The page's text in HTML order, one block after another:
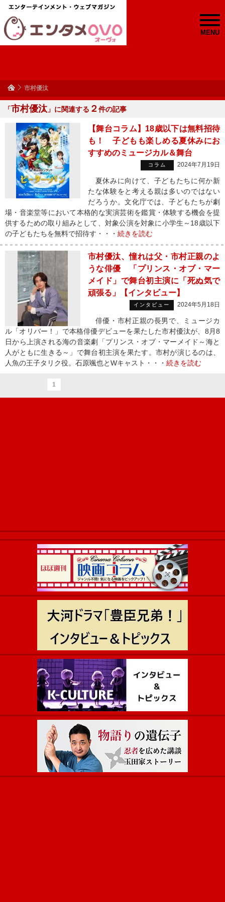
MENU
市村優汰
「市村優汰 」に関連する ２件の記事
【舞台コラム】18歳以下は無料招待
も！ 子どもも楽しめる夏休みにお
すすめのミュージカル＆舞台
コラム 2024年7月19日
夏休みに向けて、子どもたちに何か新
たな体験をと考える親は多いのではない
だろうか。文化庁では、子どもたちが劇
場・音楽堂等において本格的な実演芸術を鑑賞・体験する機会を提
供するための取り組みとして、対象公演を対象に小学生～18歳以下
の子どもたちを無料で招待す・・・ 続きを読む
市村優汰、憧れは父・市村正親のよ
うな俳優 「プリンス・オブ・マー
メイド」で舞台初主演に「死ぬ気で
頑張る」【インタビュー】
インタビュー 2024年5月18日
俳優・市村正親の長男で、ミュージカ
ル「オリバー！」で本格俳優デビューを果たした市村優汰が、8月8
日から上演される海の音楽劇「プリンス・オブ・マーメイド～海と
人がともに生きる～」で舞台初主演を果たす。市村が演じるのは、
人魚の王子タリク役。石原颯也とWキャスト・・・ 続きを読む
1